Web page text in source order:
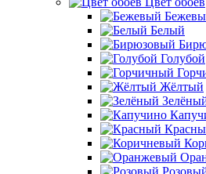
Белый
Голубой
Жёлтый